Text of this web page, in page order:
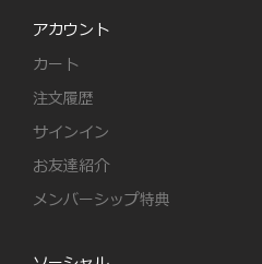
アカウント
カート
注文履歴
サインイン
お友達紹介
メンバーシップ特典